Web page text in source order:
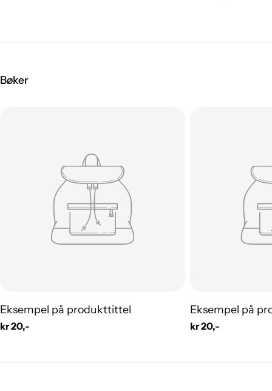
Bøker
Eksempel på produkttittel
Vanlig
kr 20,-
Eksempel på
Vanlig
kr 20,-